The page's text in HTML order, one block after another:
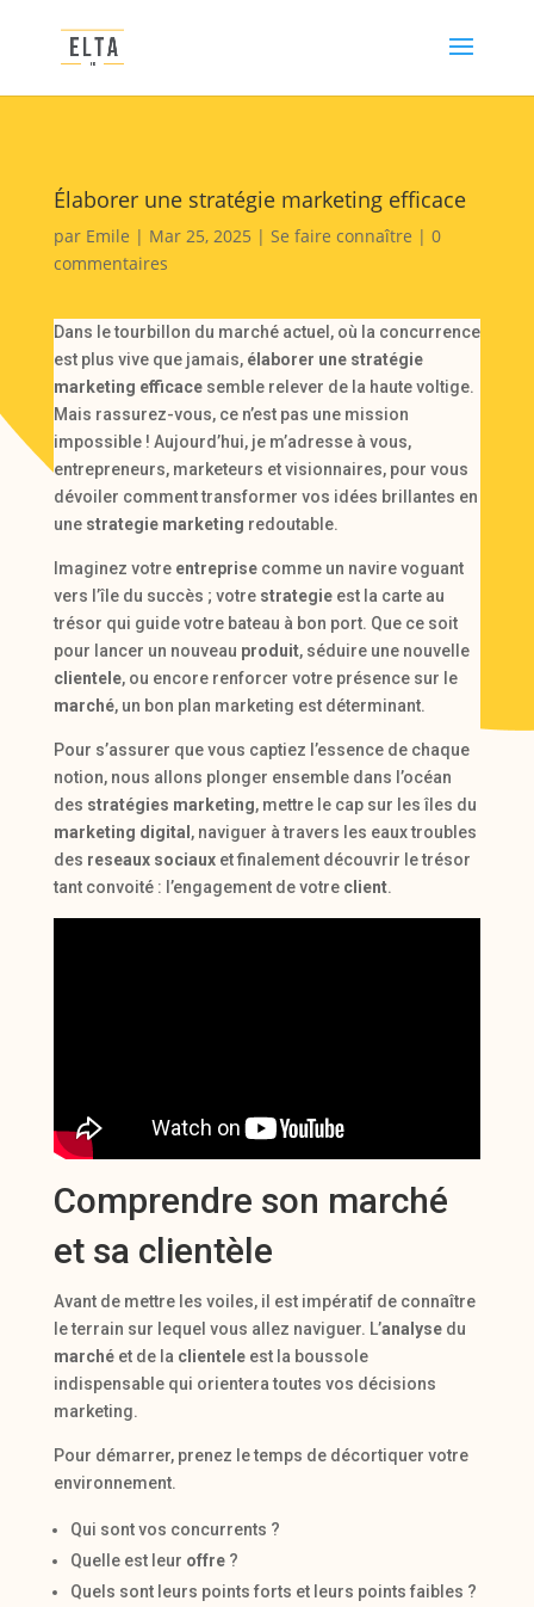
Élaborer une stratégie marketing efficace
par Emile | Mar 25, 2025 | Se faire connaître | 0
commentaires
Dans le tourbillon du marché actuel, où la concurrence
est plus vive que jamais, élaborer une stratégie
marketing efficacesemble relever de la haute voltige.
Mais rassurez-vous, ce n’est pas une mission
impossible ! Aujourd’hui, je m’adresse à vous,
entrepreneurs, marketeurs et visionnaires, pour vous
dévoiler comment transformer vos idées brillantes en
une strategie marketing redoutable.
Imaginez votre entreprisecomme un navire voguant
vers l’île du succès ; votre strategieest la carte au
trésor qui guide votre bateau à bon port. Que ce soit
pour lancer un nouveau produit, séduire une nouvelle
clientele, ou encore renforcer votre présence sur le
marché, un bon plan marketing est déterminant.
Pour s’assurer que vous captiez l’essence de chaque
notion, nous allons plonger ensemble dans l’océan
des stratégies marketing, mettre le cap sur les îles du
marketing digital , naviguer à travers les eaux troubles
des reseaux sociauxet finalement découvrir le trésor
tant convoité : l’engagement de votre client.
Comprendre son marché
et sa clientèle
Avant de mettre les voiles, il est impératif de connaître
le terrain sur lequel vous allez naviguer. L’analysedu
marchéet de la clienteleest la boussole
indispensable qui orientera toutes vos décisions
marketing.
Pour démarrer, prenez le temps de décortiquer votre
environnement.
Qui sont vos concurrents ?
Quelle est leur offre?
Quels sont leurs points forts et leurs points faibles ?